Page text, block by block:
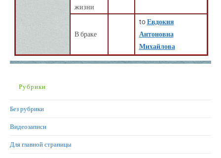
жизни
В браке
toЕвдокия
Антоновна
Михайлова
Рубрики
Без рубрики
Видеозаписи
Для главной страницы